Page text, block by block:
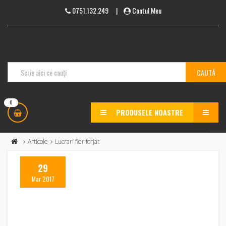
0751.132.249| Contul Meu
0
PRODUSELE NOASTRE MENU
Articole Lucrari fier forjat
29
Mar 2017